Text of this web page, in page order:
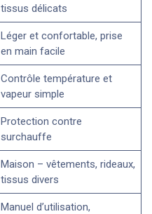
tissus délicats
Léger et confortable, prise
en main facile
Contrôle température et
vapeur simple
Protection contre
surchauffe
Maison – vêtements, rideaux,
tissus divers
Manuel d’utilisation,